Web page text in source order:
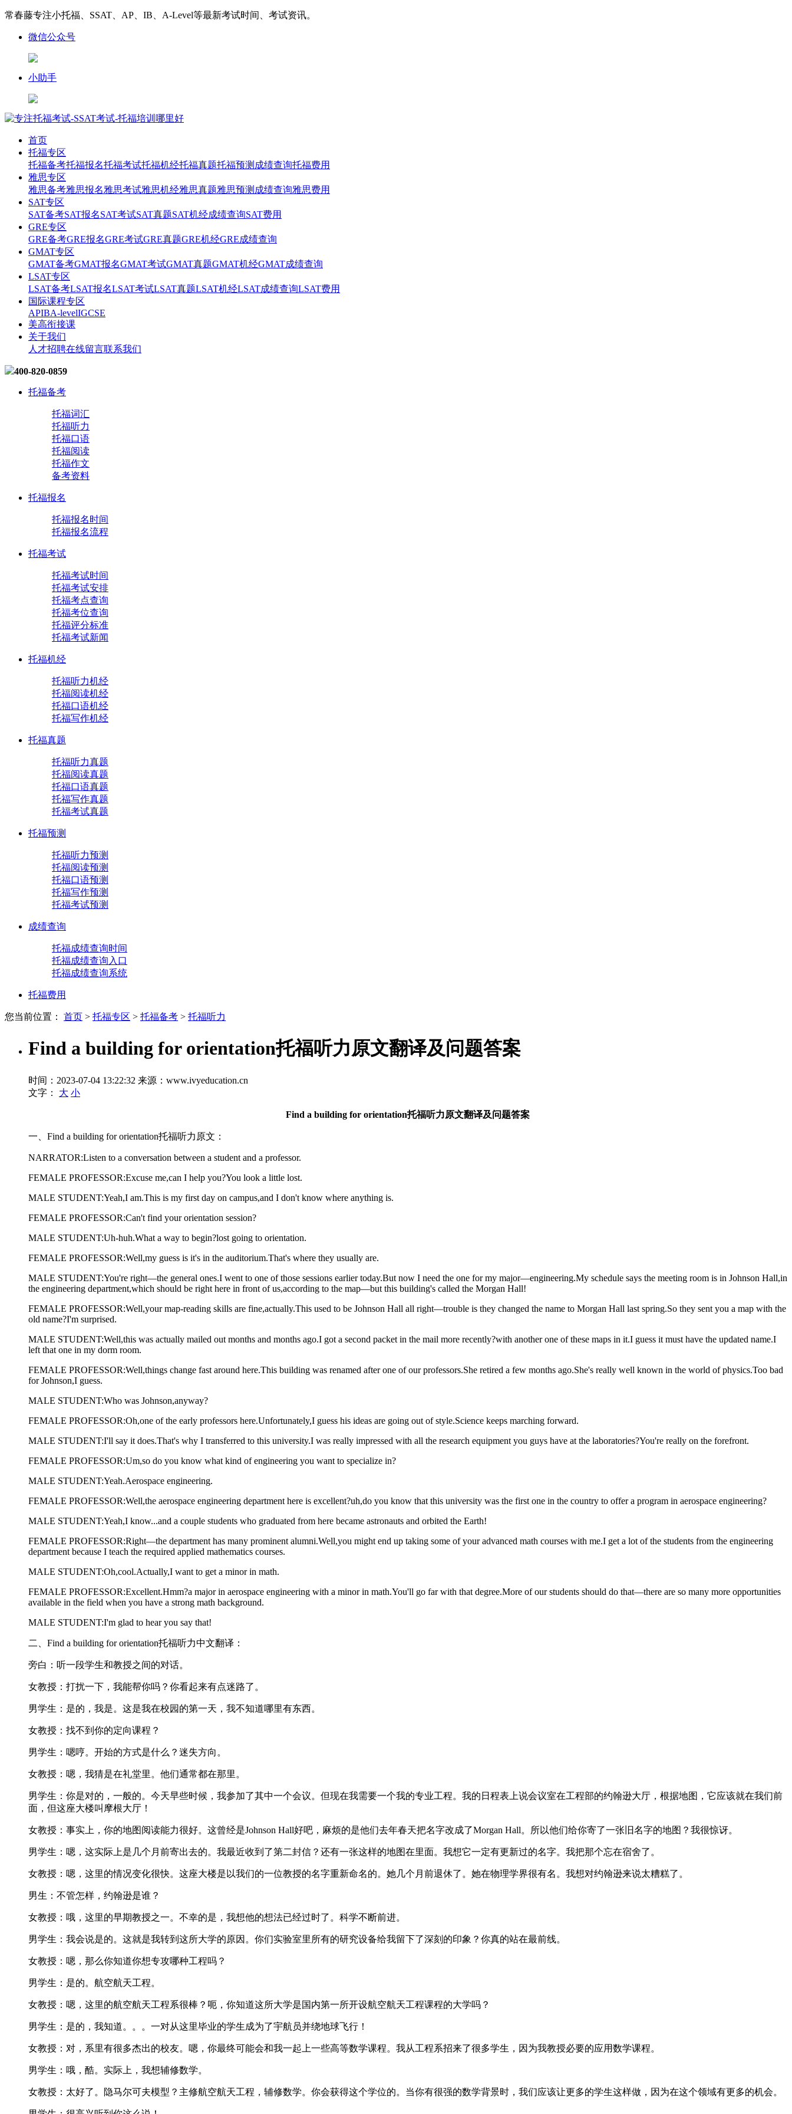
常春藤专注小托福、SSAT、AP、IB、A-Level等最新考试时间、考试资讯。
微信公众号
小助手
首页
托福专区
托福备考托福报名托福考试托福机经托福真题托福预测 成绩查询托福费用
雅思专区
雅思备考雅思报名雅思考试雅思机经雅思真题雅思预测 成绩查询雅思费用
SAT专区
SAT备考SAT报名SAT考试SAT真题SAT机经成绩查询SAT费用
GRE专区
GRE备考GRE报名GRE考试GRE真题GRE机经GRE成绩查询
GMAT专区
GMAT备考GMAT报名GMAT考试GMAT真题GMAT机经GMAT成绩查询
LSAT专区
LSAT备考LSAT报名LSAT考试LSAT真题LSAT机经LSAT成绩查询LSAT费用
国际课程专区
APIBA-levelIGCSE
美高衔接课
关于我们
人才招聘在线留言联系我们
400-820-0859
托福备考
托福词汇
托福听力
托福口语
托福阅读
托福作文
备考资料
托福报名
托福报名时间
托福报名流程
托福考试
托福考试时间
托福考试安排
托福考点查询
托福考位查询
托福评分标准
托福考试新闻
托福机经
托福听力机经
托福阅读机经
托福口语机经
托福写作机经
托福真题
托福听力真题
托福阅读真题
托福口语真题
托福写作真题
托福考试真题
托福预测
托福听力预测
托福阅读预测
托福口语预测
托福写作预测
托福考试预测
成绩查询
托福成绩查询时间
托福成绩查询入口
托福成绩查询系统
托福费用
您当前位置： 首页 > 托福专区 > 托福备考 > 托福听力
Find a building for orientation托福听力原文翻译及问题答案
时间：2023-07-04 13:22:32 来源：www.ivyeducation.cn
文字：
大 小
Find a building for orientation托福听力原文翻译及问题答案
一、Find a building for orientation托福听力原文：
NARRATOR:Listen to a conversation between a student and a professor.
FEMALE PROFESSOR:Excuse me,can I help you?You look a little lost.
MALE STUDENT:Yeah,I am.This is my first day on campus,and I don't know where anything is.
FEMALE PROFESSOR:Can't find your orientation session?
MALE STUDENT:Uh-huh.What a way to begin?lost going to orientation.
FEMALE PROFESSOR:Well,my guess is it's in the auditorium.That's where they usually are.
MALE STUDENT:You're right—the general ones.I went to one of those sessions earlier today.But now I need the one for my major—engineering.My schedule says the meeting room is in Johnson Hall,in
the engineering department,which should be right here in front of us,according to the map—but this building's called the Morgan Hall!
FEMALE PROFESSOR:Well,your map-reading skills are fine,actually.This used to be Johnson Hall all right—trouble is they changed the name to Morgan Hall last spring.So they sent you a map with the
old name?I'm surprised.
MALE STUDENT:Well,this was actually mailed out months and months ago.I got a second packet in the mail more recently?with another one of these maps in it.I guess it must have the updated name.I
left that one in my dorm room.
FEMALE PROFESSOR:Well,things change fast around here.This building was renamed after one of our professors.She retired a few months ago.She's really well known in the world of physics.Too bad
for Johnson,I guess.
MALE STUDENT:Who was Johnson,anyway?
FEMALE PROFESSOR:Oh,one of the early professors here.Unfortunately,I guess his ideas are going out of style.Science keeps marching forward.
MALE STUDENT:I'll say it does.That's why I transferred to this university.I was really impressed with all the research equipment you guys have at the laboratories?You're really on the forefront.
FEMALE PROFESSOR:Um,so do you know what kind of engineering you want to specialize in?
MALE STUDENT:Yeah.Aerospace engineering.
FEMALE PROFESSOR:Well,the aerospace engineering department here is excellent?uh,do you know that this university was the first one in the country to offer a program in aerospace engineering?
MALE STUDENT:Yeah,I know...and a couple students who graduated from here became astronauts and orbited the Earth!
FEMALE PROFESSOR:Right—the department has many prominent alumni.Well,you might end up taking some of your advanced math courses with me.I get a lot of the students from the engineering
department because I teach the required applied mathematics courses.
MALE STUDENT:Oh,cool.Actually,I want to get a minor in math.
FEMALE PROFESSOR:Excellent.Hmm?a major in aerospace engineering with a minor in math.You'll go far with that degree.More of our students should do that—there are so many more opportunities
available in the field when you have a strong math background.
MALE STUDENT:I'm glad to hear you say that!
二、Find a building for orientation托福听力中文翻译：
旁白：听一段学生和教授之间的对话。
女教授：打扰一下，我能帮你吗？你看起来有点迷路了。
男学生：是的，我是。这是我在校园的第一天，我不知道哪里有东西。
女教授：找不到你的定向课程？
男学生：嗯哼。开始的方式是什么？迷失方向。
女教授：嗯，我猜是在礼堂里。他们通常都在那里。
男学生：你是对的，一般的。今天早些时候，我参加了其中一个会议。但现在我需要一个我的专业工程。我的日程表上说会议室在工程部的约翰逊大厅，根据地图，它应该就在我们前
面，但这座大楼叫摩根大厅！
女教授：事实上，你的地图阅读能力很好。这曾经是Johnson Hall好吧，麻烦的是他们去年春天把名字改成了Morgan Hall。所以他们给你寄了一张旧名字的地图？我很惊讶。
男学生：嗯，这实际上是几个月前寄出去的。我最近收到了第二封信？还有一张这样的地图在里面。我想它一定有更新过的名字。我把那个忘在宿舍了。
女教授：嗯，这里的情况变化很快。这座大楼是以我们的一位教授的名字重新命名的。她几个月前退休了。她在物理学界很有名。我想对约翰逊来说太糟糕了。
男生：不管怎样，约翰逊是谁？
女教授：哦，这里的早期教授之一。不幸的是，我想他的想法已经过时了。科学不断前进。
男学生：我会说是的。这就是我转到这所大学的原因。你们实验室里所有的研究设备给我留下了深刻的印象？你真的站在最前线。
女教授：嗯，那么你知道你想专攻哪种工程吗？
男学生：是的。航空航天工程。
女教授：嗯，这里的航空航天工程系很棒？呃，你知道这所大学是国内第一所开设航空航天工程课程的大学吗？
男学生：是的，我知道。。。一对从这里毕业的学生成为了宇航员并绕地球飞行！
女教授：对，系里有很多杰出的校友。嗯，你最终可能会和我一起上一些高等数学课程。我从工程系招来了很多学生，因为我教授必要的应用数学课程。
男学生：哦，酷。实际上，我想辅修数学。
女教授：太好了。隐马尔可夫模型？主修航空航天工程，辅修数学。你会获得这个学位的。当你有很强的数学背景时，我们应该让更多的学生这样做，因为在这个领域有更多的机会。